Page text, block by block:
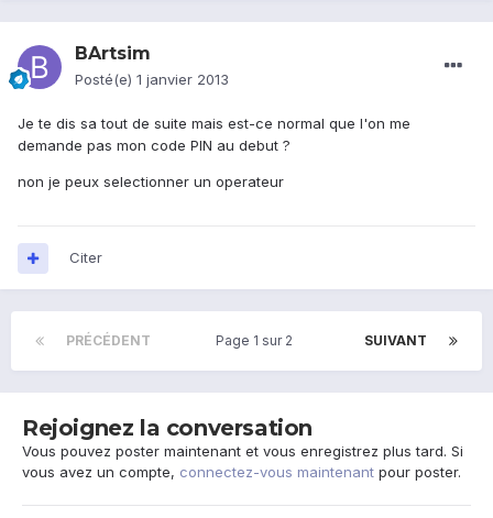
BArtsim
Posté(e) 1 janvier 2013
Je te dis sa tout de suite mais est-ce normal que l'on me
demande pas mon code PIN au debut ?
non je peux selectionner un operateur
Citer
PRÉCÉDENT SUIVANT
Page 1 sur 2
Rejoignez la conversation
Vous pouvez poster maintenant et vous enregistrez plus tard. Si
vous avez un compte, connectez-vous maintenant pour poster.